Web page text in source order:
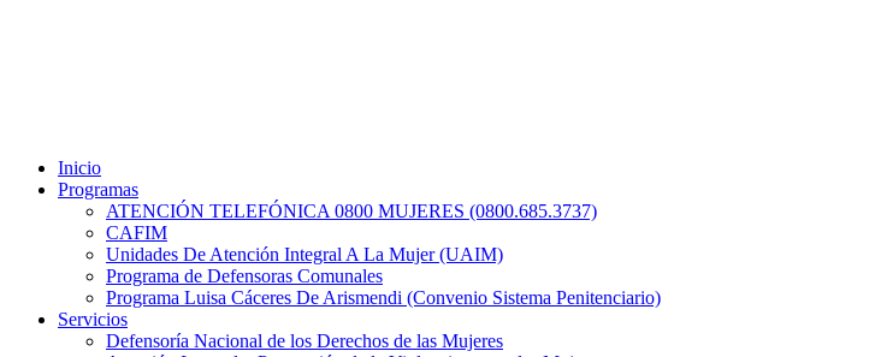
Menú
Inicio
Programas
ATENCIÓN TELEFÓNICA 0800 MUJERES (0800.685.3737)
CAFIM
Unidades De Atención Integral A La Mujer (UAIM)
Programa de Defensoras Comunales
Programa Luisa Cáceres De Arismendi (Convenio Sistema Penitenciario)
Servicios
Defensoría Nacional de los Derechos de las Mujeres